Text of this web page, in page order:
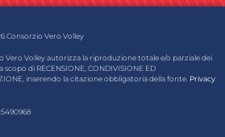
Consorzio Vero Volley
Vero Volley autorizza la riproduzione totale e/o parziale dei
di RECENSIONE, CONDIVISIONE ED
inserendo la citazione obbligatoria della fonte. Privacy